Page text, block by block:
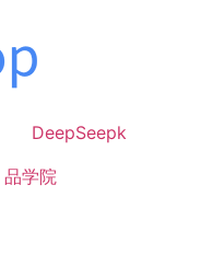
DeepSeepk
品学院